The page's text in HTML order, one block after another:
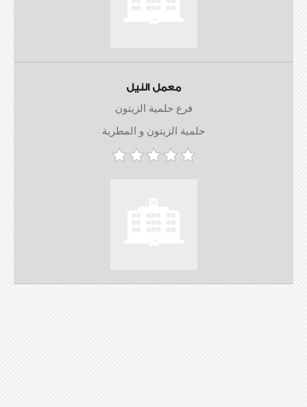
معمل النيل
فرع حلمية الزيتون
حلمية الزيتون و المطرية